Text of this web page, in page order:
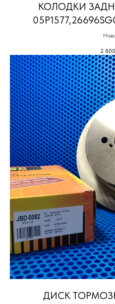
КОЛОДКИ
2 800
ДИСК